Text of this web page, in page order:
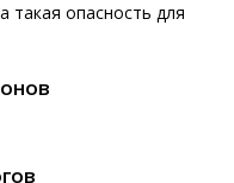
такая опасность для